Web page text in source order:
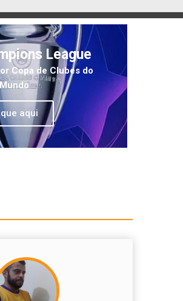
League
Copa de Clubes do
Mundo
aqui